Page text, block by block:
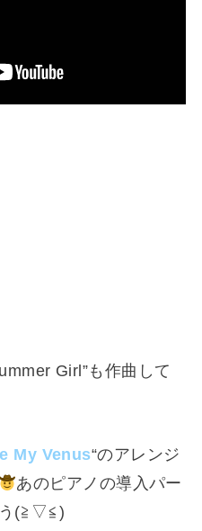
Girl”も作曲して
My Venus“のアレンジ
あのピアノの導入パー
う(⁠≧⁠▽⁠≦⁠)